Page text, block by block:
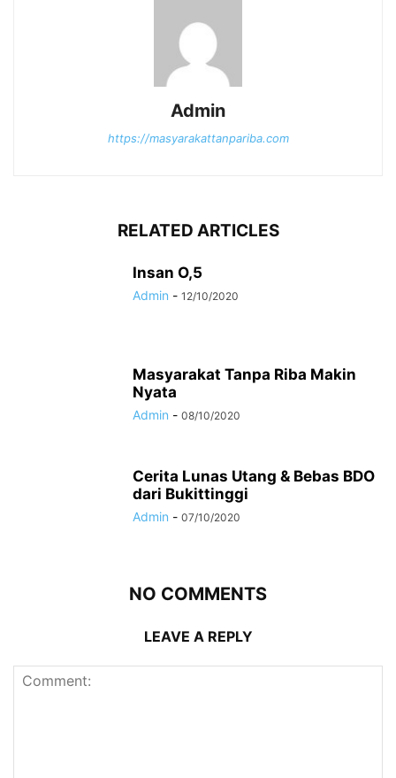
Admin
https://masyarakattanpariba.com
RELATED ARTICLES
Insan O,5
Admin - 12/10/2020
Masyarakat Tanpa Riba Makin
Nyata
Admin - 08/10/2020
Cerita Lunas Utang & Bebas BDO
dari Bukittinggi
Admin - 07/10/2020
NO COMMENTS
LEAVE A REPLY